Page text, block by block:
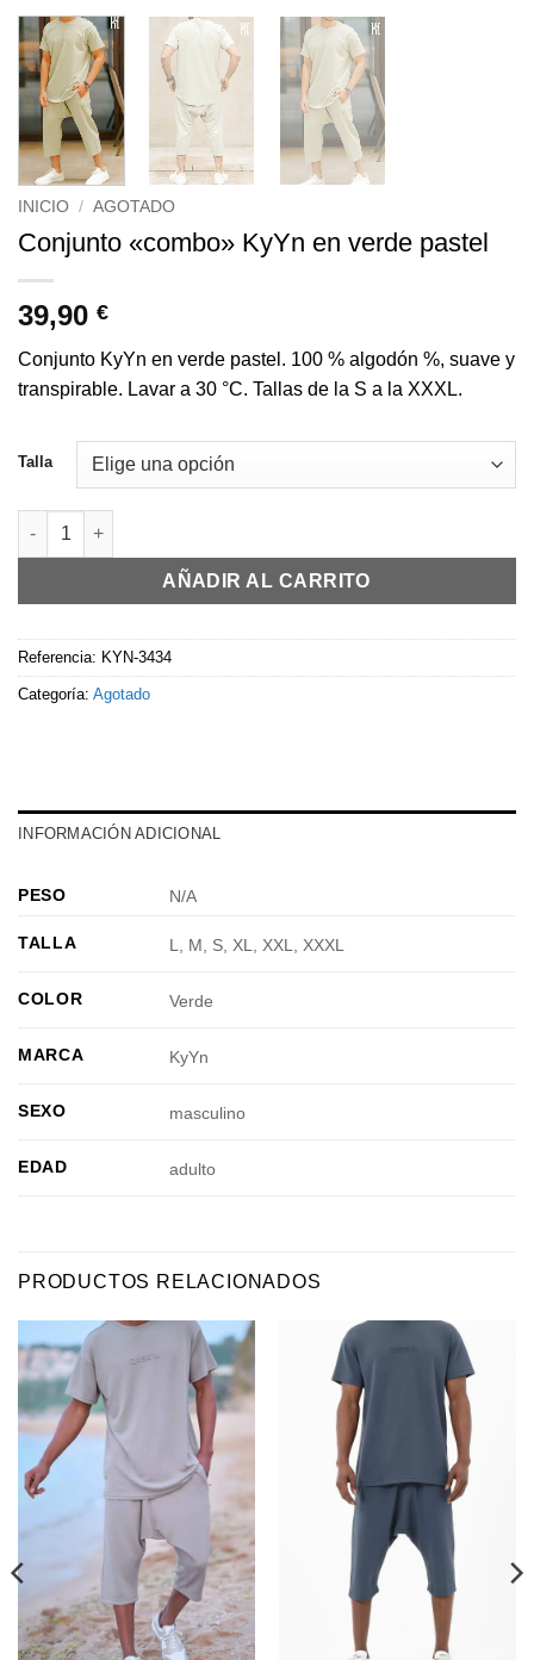
INICIO / AGOTADO
Conjunto «combo» KyYn en verde pastel
39,90 €
Conjunto KyYn en verde pastel. 100 % algodón %, suave y
transpirable. Lavar a 30 °C. Tallas de la S a la XXXL.
Talla
Cantidad de Ensemble combo KyYn vert pastel
AÑADIR AL CARRITO
Referencia: KYN-3434
Categoría: Agotado
INFORMACIÓN ADICIONAL
PESO N/A
TALLA L, M, S, XL, XXL, XXXL
COLOR Verde
MARCA KyYn
SEXO masculino
EDAD adulto
PRODUCTOS RELACIONADOS